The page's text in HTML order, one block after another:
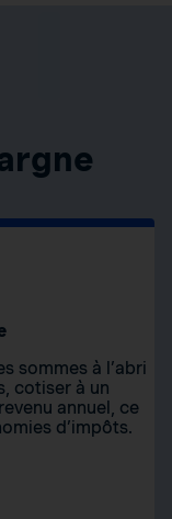
sommes à l’abri
cotiser à un
annuel, ce
d’impôts.